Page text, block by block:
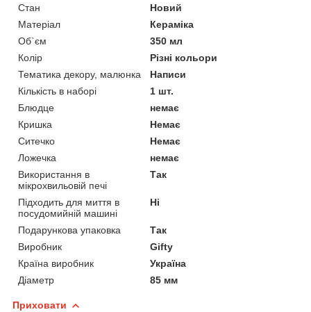
Стан
Новий
Матеріал
Кераміка
Об`єм
350 мл
Колір
Різні кольори
Тематика декору, малюнка
Написи
Кількість в наборі
1 шт.
Блюдце
немає
Кришка
Немає
Ситечко
Немає
Ложечка
немає
Використання в
мікрохвильовій печі
Так
Підходить для миття в
посудомийній машині
Ні
Подарункова упаковка
Так
Виробник
Gifty
Країна виробник
Україна
Діаметр
85 мм
Приховати